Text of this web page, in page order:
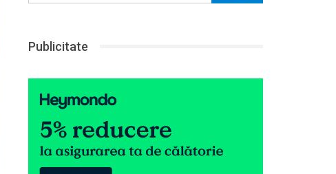
Publicitate